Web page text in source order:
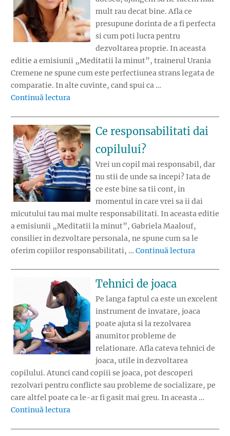
mult rau decat bine. Afla ce
presupune dorinta de a fi perfecta
si cum poti lucra pentru
dezvoltarea proprie. In aceasta
editie a emisiunii „Meditatii la minut”, trainerul Urania
Cremene ne spune cum este perfectiunea strans legata de
comparatie. In alte cuvinte, cand spui ca …
Continuă lectura
Ce responsabilitati dai
copilului?
Vrei un copil mai responsabil, dar
nu stii de unde sa incepi? Iata de
ce este bine sa tii cont, in
momentul in care vrei sa ii dai
micutului tau mai multe responsabilitati. In aceasta editie
a emisiunii „Meditatii la minut”, Gabriela Maalouf,
consilier in dezvoltare personala, ne spune cum sa le
oferim copiilor responsabilitati, … Continuă lectura
Tehnici de joaca
Pe langa faptul ca este un excelent
instrument de invatare, joaca
poate ajuta si la rezolvarea
anumitor probleme de
relationare. Afla cateva tehnici de
joaca, utile in dezvoltarea
copilului. Atunci cand copiii se joaca, pot descoperi
rezolvari pentru conflicte sau probleme de socializare, pe
care altfel poate ca le-ar fi gasit mai greu. In aceasta …
Continuă lectura